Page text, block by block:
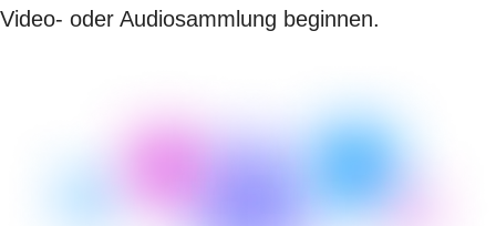
Video- oder Audiosammlung beginnen.